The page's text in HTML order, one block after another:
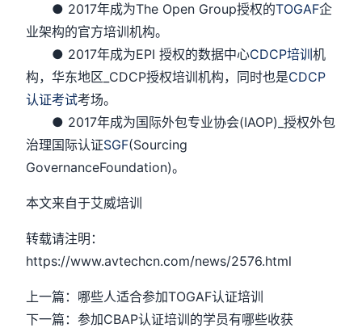
● 2017年成为The Open Group授权的TOGAF企
业架构的官方培训机构。
● 2017年成为EPI 授权的数据中心CDCP培训机
构，华东地区_CDCP授权培训机构，同时也是CDCP
认证考试考场。
● 2017年成为国际外包专业协会(IAOP)_授权外包
治理国际认证SGF(Sourcing
GovernanceFoundation)。
本文来自于艾威培训
转载请注明：
https://www.avtechcn.com/news/2576.html
上一篇：哪些人适合参加TOGAF认证培训
下一篇：参加CBAP认证培训的学员有哪些收获